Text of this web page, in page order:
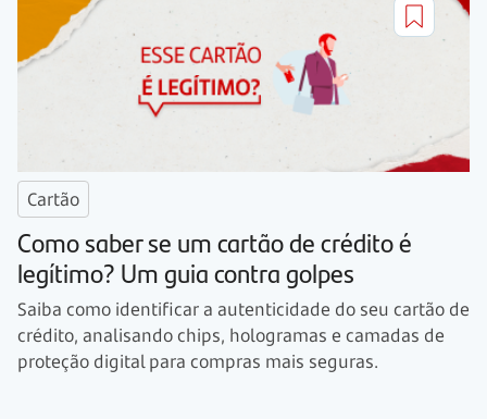
Cartão
Como saber se um cartão de crédito é
legítimo? Um guia contra golpes
Saiba como identificar a autenticidade do seu cartão de
crédito, analisando chips, hologramas e camadas de
proteção digital para compras mais seguras.